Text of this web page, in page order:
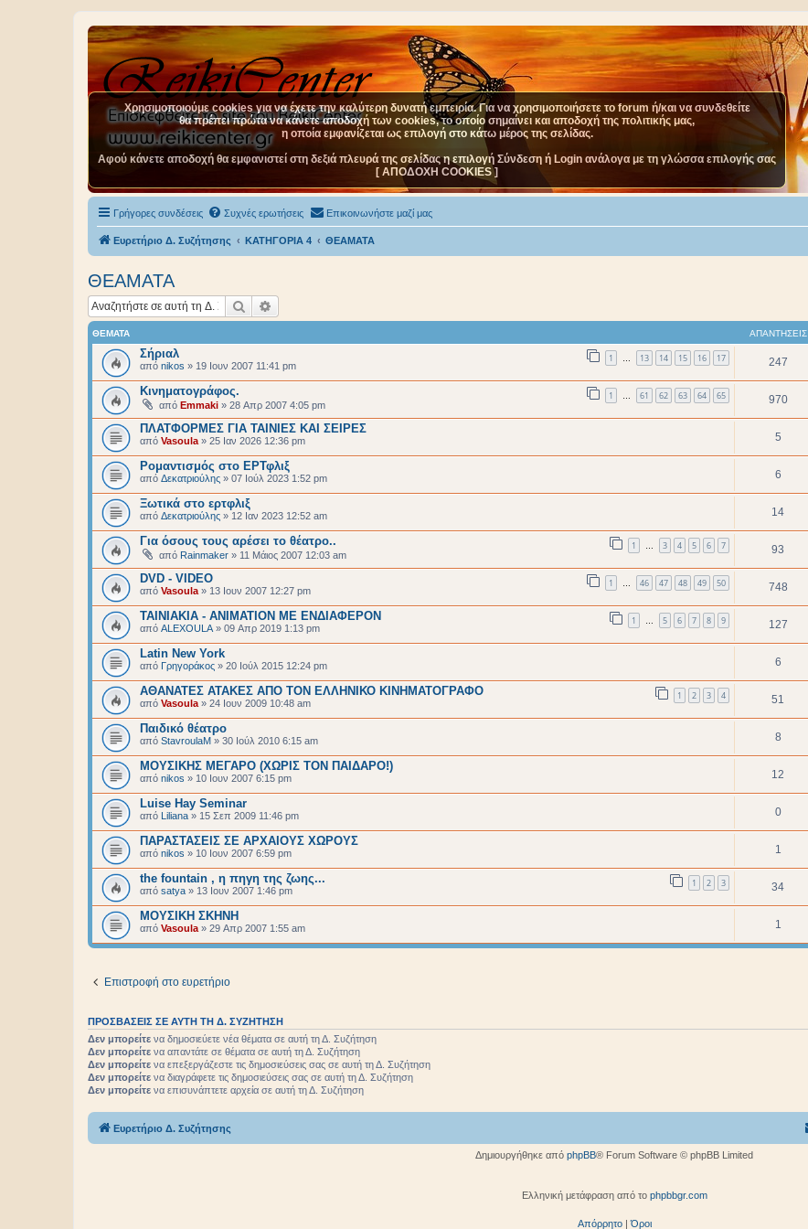
Γρήγορες συνδέσεις Συχνές ερωτήσεις Επικοινωνήστε μαζί μας
Ευρετήριο Δ. Συζήτησης ΚΑΤΗΓΟΡΙΑ 4 ΘΕΑΜΑΤΑ
ΘΕΑΜΑΤΑ
Αναζήτηση
ΘΈΜΑΤΑ ΑΠΑΝΤΉΣΕΙΣ
Σήριαλ
από nikos » 19 Ιουν 2007 11:41 pm
1 … 13 14 15 16 17 247
Κινηματογράφος.
από Emmaki » 28 Απρ 2007 4:05 pm
1 … 61 62 63 64 65 970
ΠΛΑΤΦΟΡΜΕΣ ΓΙΑ ΤΑΙΝΙΕΣ ΚΑΙ ΣΕΙΡΕΣ
από Vasoula » 25 Ιαν 2026 12:36 pm 5
Ρομαντισμός στο ΕΡΤφλιξ
από Δεκατριούλης » 07 Ιούλ 2023 1:52 pm 6
Ξωτικά στο ερτφλιξ
από Δεκατριούλης » 12 Ιαν 2023 12:52 am 14
Για όσους τους αρέσει το θέατρο..
από Rainmaker » 11 Μάιος 2007 12:03 am
1 … 3 4 5 6 7 93
DVD - VIDEO
από Vasoula » 13 Ιουν 2007 12:27 pm
1 … 46 47 48 49 50 748
ΤΑΙΝΙΑΚΙΑ - ANIMATION ΜΕ ΕΝΔΙΑΦΕΡΟΝ
από ALEXOULA » 09 Απρ 2019 1:13 pm
1 … 5 6 7 8 9 127
Latin New York
από Γρηγοράκος » 20 Ιούλ 2015 12:24 pm 6
ΑΘΑΝΑΤΕΣ ΑΤΑΚΕΣ ΑΠΟ ΤΟΝ ΕΛΛΗΝΙΚΟ ΚΙΝΗΜΑΤΟΓΡΑΦΟ
από Vasoula » 24 Ιουν 2009 10:48 am
1 2 3 4 51
Παιδικό θέατρο
από StavroulaM » 30 Ιούλ 2010 6:15 am 8
ΜΟΥΣΙΚΗΣ ΜΕΓΑΡΟ (ΧΩΡΙΣ ΤΟΝ ΠΑΙΔΑΡΟ!)
από nikos » 10 Ιουν 2007 6:15 pm 12
Luise Hay Seminar
από Liliana » 15 Σεπ 2009 11:46 pm 0
ΠΑΡΑΣΤΑΣΕΙΣ ΣΕ ΑΡΧΑΙΟΥΣ ΧΩΡΟΥΣ
από nikos » 10 Ιουν 2007 6:59 pm 1
the fountain , η πηγη της ζωης...
από satya » 13 Ιουν 2007 1:46 pm
1 2 3 34
ΜΟΥΣΙΚΗ ΣΚΗΝΗ
από Vasoula » 29 Απρ 2007 1:55 am 1
Επιστροφή στο ευρετήριο
ΠΡΟΣΒΆΣΕΙΣ ΣΕ ΑΥΤΉ ΤΗ Δ. ΣΥΖΉΤΗΣΗ
Δεν μπορείτε να δημοσιεύετε νέα θέματα σε αυτή τη Δ. Συζήτηση
Δεν μπορείτε να απαντάτε σε θέματα σε αυτή τη Δ. Συζήτηση
Δεν μπορείτε να επεξεργάζεστε τις δημοσιεύσεις σας σε αυτή τη Δ. Συζήτηση
Δεν μπορείτε να διαγράφετε τις δημοσιεύσεις σας σε αυτή τη Δ. Συζήτηση
Δεν μπορείτε να επισυνάπτετε αρχεία σε αυτή τη Δ. Συζήτηση
Χρησιμοποιούμε cookies για να έχετε την καλύτερη δυνατή εμπειρία. Για να χρησιμοποιήσετε το forum ή/και να συνδεθείτε
θα πρέπει πρώτα να κάνετε αποδοχή των cookies, το οποίο σημαίνει και αποδοχή της πολιτικής μας,
η οποία εμφανίζεται ως επιλογή στο κάτω μέρος της σελίδας.
Αφού κάνετε αποδοχή θα εμφανιστεί στη δεξιά πλευρά της σελίδας η επιλογή Σύνδεση ή Login ανάλογα με τη γλώσσα επιλογής σας
[ ΑΠΟΔΟΧΗ COOKIES ]
Ευρετήριο Δ. Συζήτησης
Δημιουργήθηκε από phpBB® Forum Software © phpBB Limited
Ελληνική μετάφραση από το phpbbgr.com
Απόρρητο|Όροι